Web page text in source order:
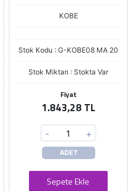
KOBE
Stok Kodu : G-KOBE08 MA 20
Stok Miktarı : Stokta Var
Fiyat
1.843,28 TL
- +
ADET
Sepete Ekle